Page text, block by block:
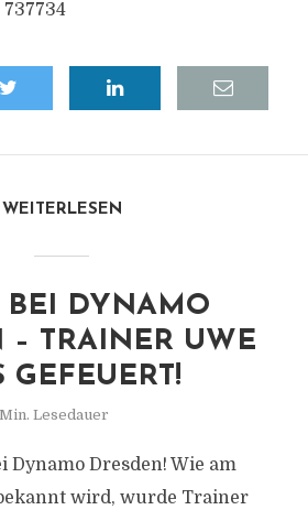
737734
WEITERLESEN
BEI DYNAMO
– TRAINER UWE
GEFEUERT!
Lesedauer
Dynamo Dresden! Wie am
wird, wurde Trainer